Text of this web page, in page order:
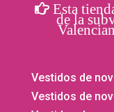
Esta
de la
Vestidos de
Vestidos de